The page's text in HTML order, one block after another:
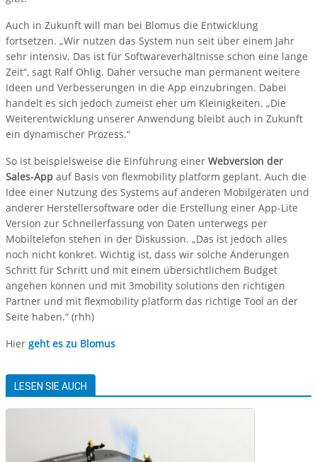
Auch in Zukunft will man bei Blomus die Entwicklung
fortsetzen. „Wir nutzen das System nun seit über einem Jahr
sehr intensiv. Das ist für Softwareverhältnisse schon eine lange
Zeit“, sagt Ralf Ohlig. Daher versuche man permanent weitere
Ideen und Verbesserungen in die App einzubringen. Dabei
handelt es sich jedoch zumeist eher um Kleinigkeiten. „Die
Weiterentwicklung unserer Anwendung bleibt auch in Zukunft
ein dynamischer Prozess.“
So ist beispielsweise die Einführung einer Webversion der
Sales-App auf Basis von flexmobility platform geplant. Auch die
Idee einer Nutzung des Systems auf anderen Mobilgeräten und
anderer Herstellersoftware oder die Erstellung einer App-Lite
Version zur Schnellerfassung von Daten unterwegs per
Mobiltelefon stehen in der Diskussion. „Das ist jedoch alles
noch nicht konkret. Wichtig ist, dass wir solche Änderungen
Schritt für Schritt und mit einem übersichtlichem Budget
angehen können und mit 3mobility solutions den richtigen
Partner und mit flexmobility platform das richtige Tool an der
Seite haben.“ (rhh)
Hier geht es zu Blomus
LESEN SIE AUCH